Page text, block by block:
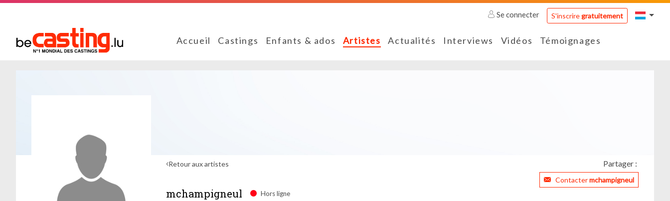
Se connecter S'inscriregratuitement
Accueil Castings Enfants & ados Artistes Actualités Interviews Vidéos Témoignages
Retour aux artistes Partager :
Contactermchampigneul
mchampigneul Hors ligne